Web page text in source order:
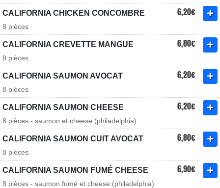
CALIFORNIA CHICKEN CONCOMBRE 6,20€
8 pièces
CALIFORNIA CREVETTE MANGUE 6,80€
8 pièces
CALIFORNIA SAUMON AVOCAT 6,20€
8 pièces
CALIFORNIA SAUMON CHEESE 6,20€
8 pièces - saumon et cheese (philadelphia)
CALIFORNIA SAUMON CUIT AVOCAT 6,80€
8 pièces
CALIFORNIA SAUMON FUMÉ CHEESE 6,90€
8 pièces - saumon fumé et cheese (philadelphia)